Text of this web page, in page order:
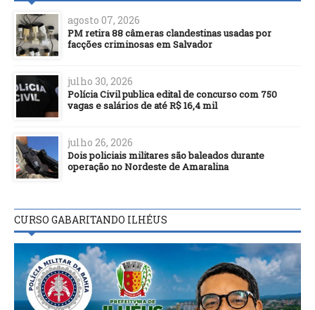
agosto 07, 2026
PM retira 88 câmeras clandestinas usadas por
facções criminosas em Salvador
julho 30, 2026
Polícia Civil publica edital de concurso com 750
vagas e salários de até R$ 16,4 mil
julho 26, 2026
Dois policiais militares são baleados durante
operação no Nordeste de Amaralina
CURSO GABARITANDO ILHÉUS